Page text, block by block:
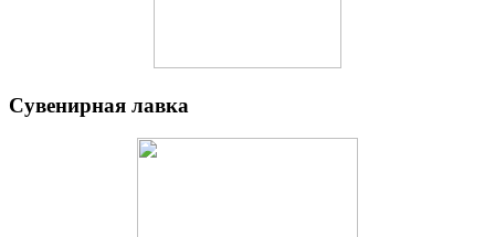
Сувенирная лавка